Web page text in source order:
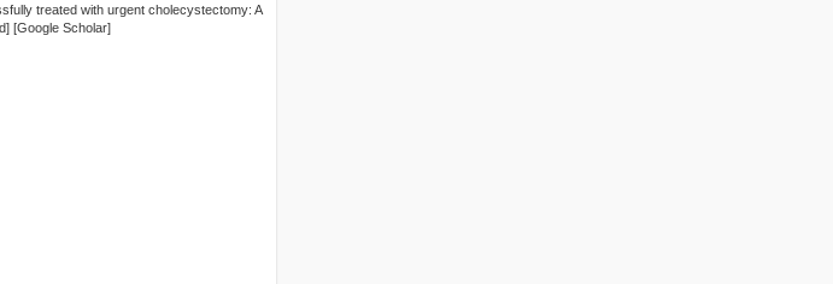
treated with urgent cholecystectomy: A
[Google Scholar]